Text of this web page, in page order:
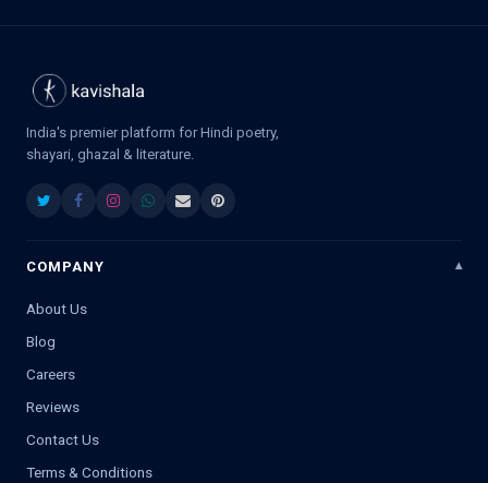
India's premier platform for Hindi poetry,
shayari, ghazal & literature.
COMPANY
About Us
Blog
Careers
Reviews
Contact Us
Terms & Conditions